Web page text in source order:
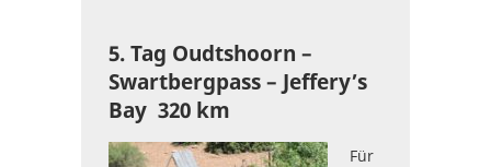
5. Tag Oudtshoorn –
Swartbergpass – Jeffery’s
Bay 320 km
Für